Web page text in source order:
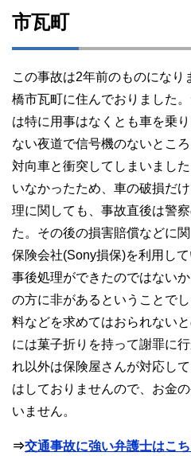
市瓦町
この事故は2年前のものになり
橋市瓦町に住んでおりました
は特に用事はなくとも車を乗
ない夜道で信号機のないとこ
対向車と衝突してしまいまし
いなかったため、車の破損だ
理に関しても、事故直後は警
た。その後の損害賠償などに
保険会社(Sony損保)を利用し
事後処理ができたのではない
の方に非があるということで
料などを求めてはおられない
には菓子折りを持って謝罪に
れ以外は保険屋さんが対応し
はしておりませんので、お金
いません。
⇒交通事故に強い弁護士はこち